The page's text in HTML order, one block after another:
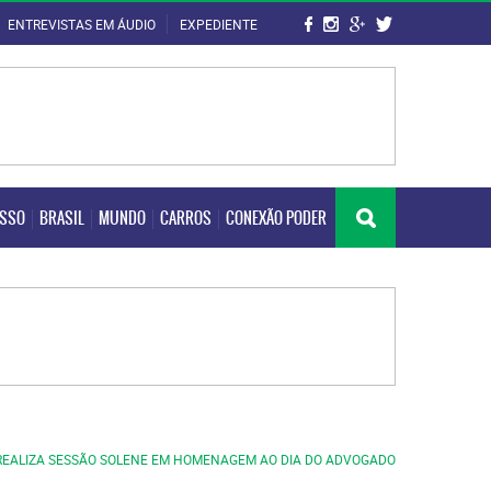
ENTREVISTAS EM ÁUDIO EXPEDIENTE
BRASIL MUNDO CARROS CONEXÃO PODER
BRASIL MUNDO CARROS CONEXÃO PODER
SESSÃO SOLENE EM HOMENAGEM AO DIA DO ADVOGADO